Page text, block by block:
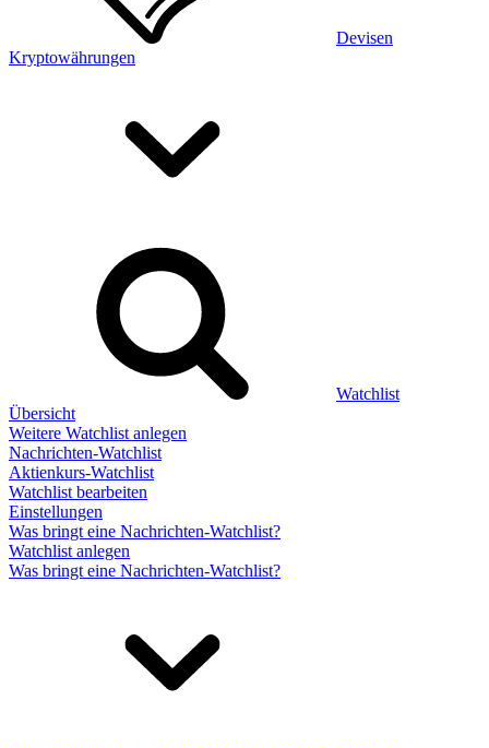
Devisen
Kryptowährungen
Watchlist
Übersicht
Weitere Watchlist anlegen
Nachrichten-Watchlist
Aktienkurs-Watchlist
Watchlist bearbeiten
Einstellungen
Was bringt eine Nachrichten-Watchlist?
Watchlist anlegen
Was bringt eine Nachrichten-Watchlist?